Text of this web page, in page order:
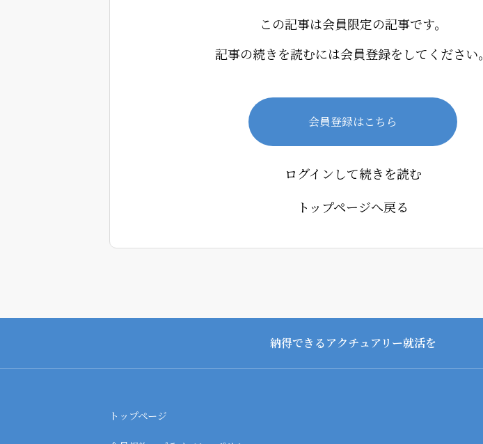
この記事は会員限定の記事です。
記事の続きを読むには会員登録をしてください。
会員登録はこちら
ログインして続きを読む
トップページへ戻る
納得できるアクチュアリー就活を
トップページ